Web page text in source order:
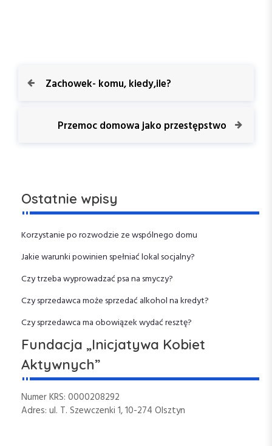
N
a
c
a
w
p
s
P
o
o
s
Zachowek- komu, kiedy,ile?
s
t
Przemoc domowa jako przestępstwo
Ostatnie wpisy
Korzystanie po rozwodzie ze wspólnego domu
Jakie warunki powinien spełniać lokal socjalny?
Czy trzeba wyprowadzać psa na smyczy?
Czy sprzedawca może sprzedać alkohol na kredyt?
Czy sprzedawca ma obowiązek wydać resztę?
Fundacja „Inicjatywa Kobiet
Aktywnych”
Numer KRS: 0000208292
Adres: ul. T. Szewczenki 1, 10-274 Olsztyn